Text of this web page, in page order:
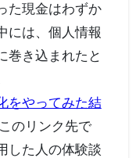
た現金はわずか
には、個人情報
巻き込まれたと
をやってみた結
このリンク先で
した人の体験談